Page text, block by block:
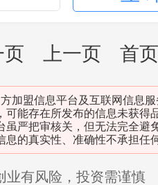
页 上一页 首页
方加盟信息平台及互联网信息
可能存在所发布的信息未获得
虽严把审核关，但无法完全避
息的真实性、准确性不承担任
业有风险，投资需谨慎